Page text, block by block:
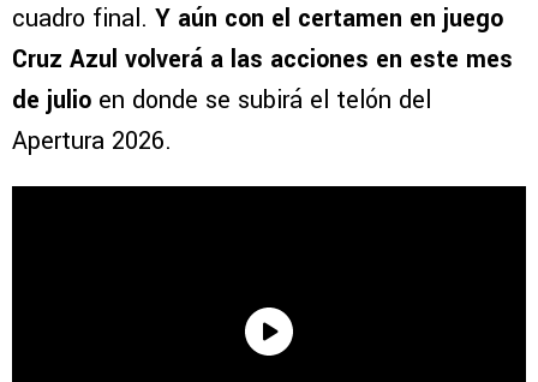
cuadro final. Y aún con el certamen en juego
Cruz Azul volverá a las acciones en este mes
de julio en donde se subirá el telón del
Apertura 2026.